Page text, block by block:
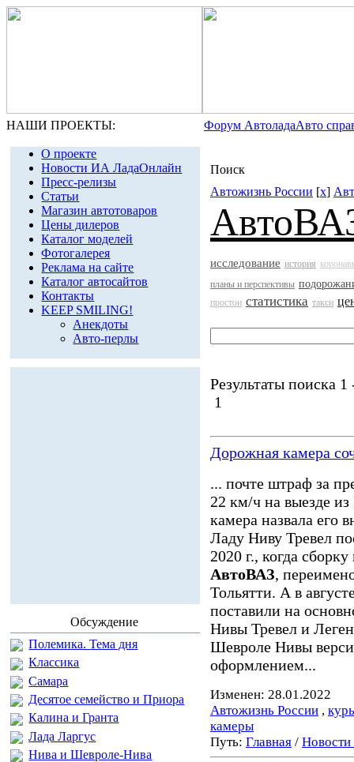
НАШИ ПРОЕКТЫ: Форум АвтоладаАвто
О проекте
Новости ИА ЛадаОнлайн
Пресс-релизы
Статьи
Магазин автотоваров
Цены дилеров
Каталог моделей
Фотогалерея
Реклама на сайте
Каталог автосайтов
Контакты
KEEP SMILING!
Анекдоты
Авто-перлы
Обсуждение
Полемика. Тема дня
Классика
Самара
Десятое семейство и Приора
Калина и Гранта
Лада Ларгус
Нива и Шевроле-Нива
Поиск
Автожизнь России [x]
исследование история
планы и перспективы
простои статистика такси
Результаты поиска 1
1
Дорожная камера
... почте штраф за
22 км/ч на выезде
камера назвала его
Ладу Ниву Тревел
2020 г., когда
АвтоВАЗ,
Тольятти. А в
поставили на
Нивы Тревел и
Шевроле Нивы
оформлением...
Изменен: 28.01.2022
Автожизнь России ,
камеры
Путь: Главная /